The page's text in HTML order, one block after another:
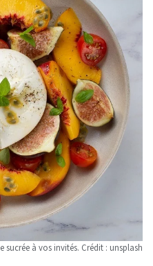
sucrée à vos invités. Crédit : unsplash